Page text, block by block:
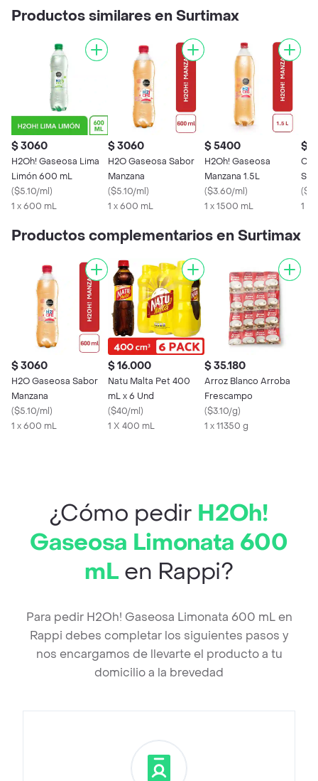
Productos similares en Surtimax
$ 3060
H2Oh! Gaseosa Lima
Limón 600 mL
($5.10/ml)
1 x 600 mL
$ 3060
H2O Gaseosa Sabor
Manzana
($5.10/ml)
1 x 600 mL
$ 5400
H2Oh! Gaseosa
Manzana 1.5L
($3.60/ml)
1 x 1500 mL
$
Sin
(
1 X
Productos complementarios en Surtimax
$ 3060
H2O Gaseosa Sabor
Manzana
($5.10/ml)
1 x 600 mL
$ 16.000
Natu Malta Pet 400
mL x 6 Und
($40/ml)
1 X 400 mL
$ 35.180
Arroz Blanco Arroba
Frescampo
($3.10/g)
1 x 11350 g
¿Cómo pedir H2Oh!
Gaseosa Limonata 600
mL en Rappi?
Para pedir H2Oh! Gaseosa Limonata 600 mL en
Rappi debes completar los siguientes pasos y
nos encargamos de llevarte el producto a tu
domicilio a la brevedad